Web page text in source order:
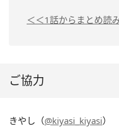
＜＜1話からまとめ読
ご協力
きやし（@kiyasi_kiyasi）